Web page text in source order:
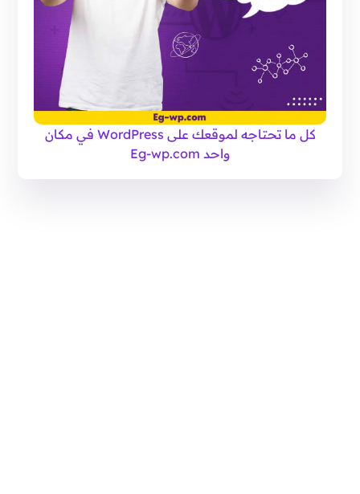
كل ما تحتاجه لموقعك على WordPress في مكان
واحد Eg-wp.com